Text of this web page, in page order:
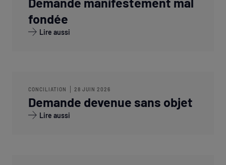
fondée
Lire aussi
CONCILIATION 28 JUIN 2026
Demande devenue sans objet
Lire aussi